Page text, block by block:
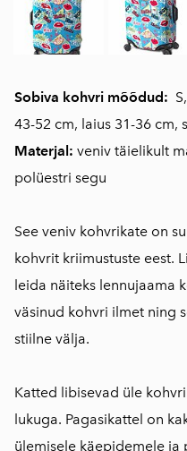
Sobiva kohvri mõõdud:
43-52 cm, laius 31-36 cm,
Materjal: veniv täielikult
polüestri segu
See veniv kohvrikate on
kohvrit kriimustuste eest.
leida näiteks lennujaama
väsinud kohvri ilmet ning
stiilne välja.
Katted libisevad üle
lukuga. Pagasikattel on
ülemisele käepidemele ja